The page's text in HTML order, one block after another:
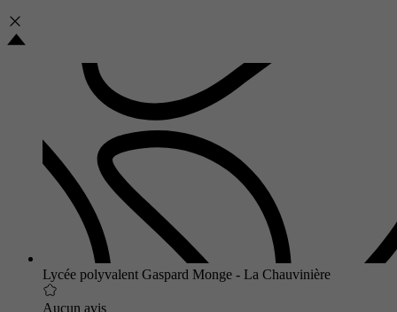
Lycée polyvalent Gaspard Monge - La Chauvinière
Aucun avis